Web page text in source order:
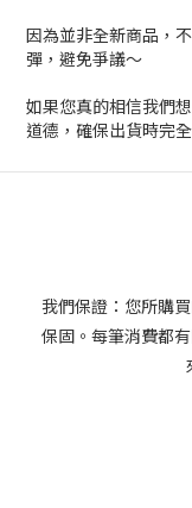
因為並非全新商品，
彈，避免爭議～
如果您真的相信我們
道德，確保出貨時完
我們保證：您所購
保固。每筆消費都